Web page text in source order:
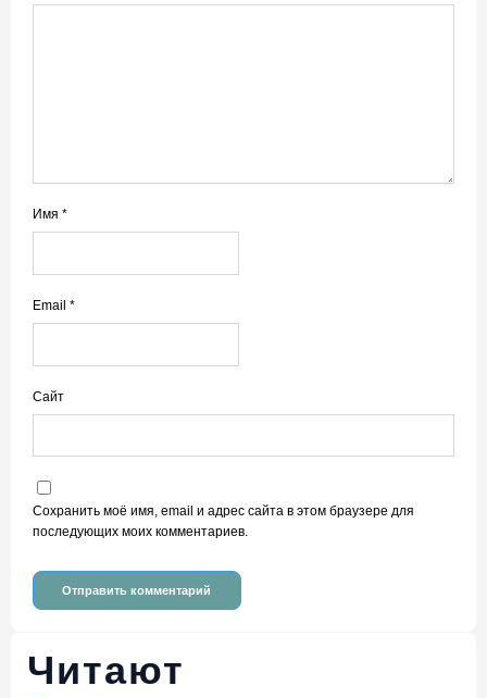
Имя *
Email *
Сайт
Сохранить моё имя, email и адрес сайта в этом браузере для
последующих моих комментариев.
Читают